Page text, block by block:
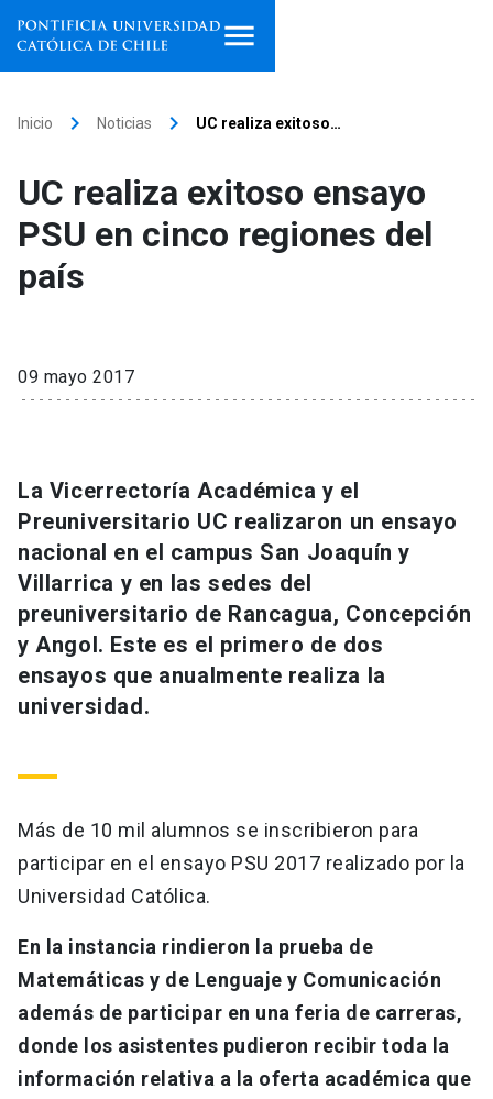
Facultades, escuelas e
institutos
Investigación
Extensión
Universidad
Información para keyboard_arrow_down
Futuros estudiantes
Estudiantes
Personal
Alumni launch
Padres y familia
Vecinos launch
Go to english site launch
ACCESOS DIRECTOS
Admisión launch
Mi Portal UC launch
Inicio keyboard_arrow_right Noticias keyboard_arrow_right UC realiza exitoso…
UC realiza exitoso ensayo
PSU en cinco regiones del
país
09 mayo 2017
La Vicerrectoría Académica y el
Preuniversitario UC realizaron un ensayo
nacional en el campus San Joaquín y
Villarrica y en las sedes del
preuniversitario de Rancagua, Concepción
y Angol. Este es el primero de dos
ensayos que anualmente realiza la
universidad.
Más de 10 mil alumnos se inscribieron para
participar en el ensayo PSU 2017 realizado por la
Universidad Católica.
En la instancia rindieron la prueba de
Matemáticas y de Lenguaje y Comunicación
además de participar en una feria de carreras,
donde los asistentes pudieron recibir toda la
información relativa a la oferta académica que